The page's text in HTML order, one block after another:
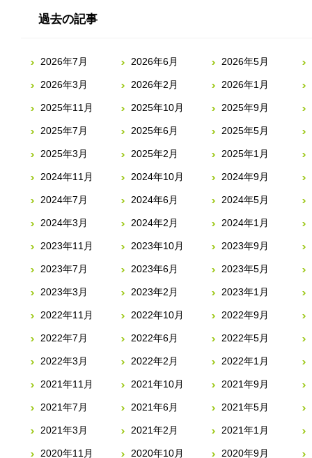
過去の記事
2026年7月 2026年6月 2026年5月
2026年3月 2026年2月 2026年1月
2025年11月 2025年10月 2025年9月
2025年7月 2025年6月 2025年5月
2025年3月 2025年2月 2025年1月
2024年11月 2024年10月 2024年9月
2024年7月 2024年6月 2024年5月
2024年3月 2024年2月 2024年1月
2023年11月 2023年10月 2023年9月
2023年7月 2023年6月 2023年5月
2023年3月 2023年2月 2023年1月
2022年11月 2022年10月 2022年9月
2022年7月 2022年6月 2022年5月
2022年3月 2022年2月 2022年1月
2021年11月 2021年10月 2021年9月
2021年7月 2021年6月 2021年5月
2021年3月 2021年2月 2021年1月
2020年11月 2020年10月 2020年9月